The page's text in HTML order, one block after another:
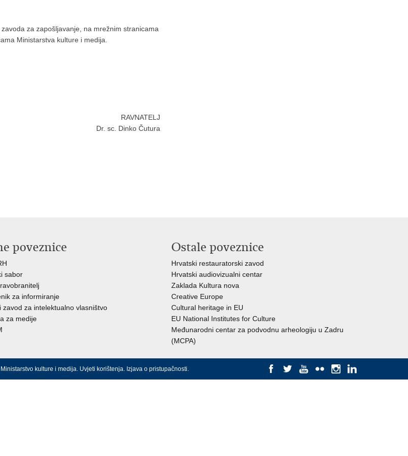
za zapošljavanje, na mrežnim stranicama
Ministarstva kulture i medija.
RAVNATELJ
Dr. sc. Dinko Čutura
poveznice
sabor
za informiranje
zavod za intelektualno vlasništvo
za medije
Ostale poveznice
Hrvatski restauratorski zavod
Hrvatski audiovizualni centar
Zaklada Kultura nova
Creative Europe
Cultural heritage in EU
EU National Institutes for Culture
Međunarodni centar za podvodnu arheologiju u Zadru
(MCPA)
kulture i medija. Uvjeti korištenja. Izjava o pristupačnosti.